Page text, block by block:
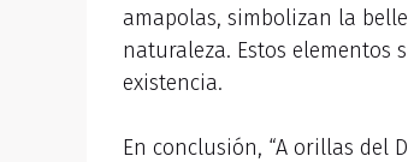
amapolas, simbolizan la
naturaleza. Estos elementos
existencia.
En conclusión, “A orillas del